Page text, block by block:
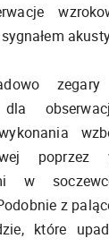
zegary
dla
poprzez
w
z
które